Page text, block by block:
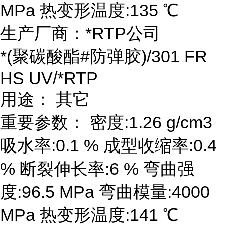
MPa 热变形温度:135 ℃
生产厂商：*RTP公司
*(聚碳酸酯#防弹胶)/301 FR
HS UV/*RTP
用途： 其它
重要参数： 密度:1.26 g/cm3
吸水率:0.1 % 成型收缩率:0.4
% 断裂伸长率:6 % 弯曲强
度:96.5 MPa 弯曲模量:4000
MPa 热变形温度:141 ℃